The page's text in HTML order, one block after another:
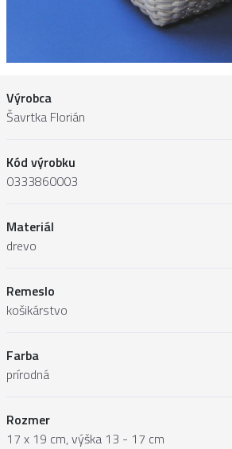
Výrobca
Šavrtka Florián
Kód výrobku
0333860003
Materiál
drevo
Remeslo
košikárstvo
Farba
prírodná
Rozmer
17 x 19 cm, výška 13 - 17 cm